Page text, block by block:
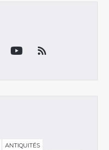
ANTIQUITÉS